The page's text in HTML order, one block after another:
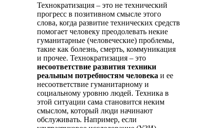
Технократизация – это не технический
прогресс в позитивном смысле этого
слова, когда развитие технических средств
помогает человеку преодолевать некие
гуманитарные (человеческие) проблемы,
такие как болезнь, смерть, коммуникация
и прочее. Технократизация – это
несоответствие развития техники
реальным потребностям человека и ее
несоответствие гуманитарному и
социальному уровню людей. Техника в
этой ситуации сама становится неким
смыслом, который люди начинают
обслуживать. Например, если